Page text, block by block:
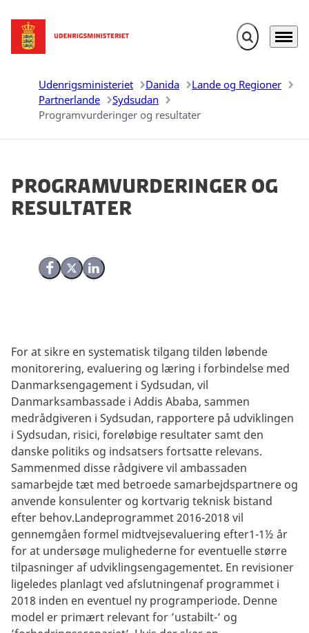
Gå til forsiden Fold søgefelt
Menu
Udenrigsministeriet Danida
Lande og Regioner
Partnerlande
Sydsudan
Programvurderinger og resultater
Programvurderinger og
resultater
Del på Facebook
Del på X (Twitter)
Del på LinkedIn
For at sikre en systematisk tilgang tilden løbende
monitorering, evaluering og læring i forbindelse med
Danmarksengagement i Sydsudan, vil
Danmarksambassade i Addis Ababa, sammen
medrådgiveren i Sydsudan, rapportere på udviklingen
i Sydsudan, risici, foreløbige resultater samt den
danske politiks og indsatsers fortsatte relevans.
Sammenmed disse rådgivere vil ambassaden
samarbejde tæt med betroede samarbejdspartnere og
anvende konsulenter og kortvarig teknisk bistand
efter behov.Landeprogrammet 2016-2018 vil
gennemgåen formel midtvejsevaluering efter1-1½ år
for at undersøge mulighederne for eventuelle større
tilpasninger af udviklingsengagementet. En revisioner
ligeledes planlagt ved afslutningenaf programmet i
2018 inden en eventuel ny programperiode. Denne
model er primært relevant for ’ustabilt-’ og